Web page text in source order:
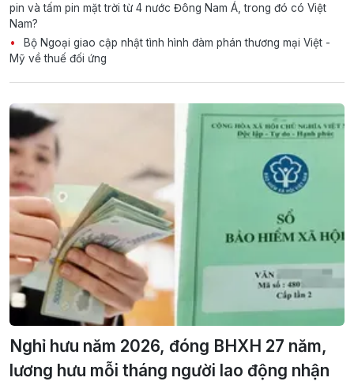
pin và tấm pin mặt trời từ 4 nước Đông Nam Á, trong đó có Việt
Nam?
Bộ Ngoại giao cập nhật tình hình đàm phán thương mại Việt -
Mỹ về thuế đối ứng
Nghỉ hưu năm 2026, đóng BHXH 27 năm,
lương hưu mỗi tháng người lao động nhận